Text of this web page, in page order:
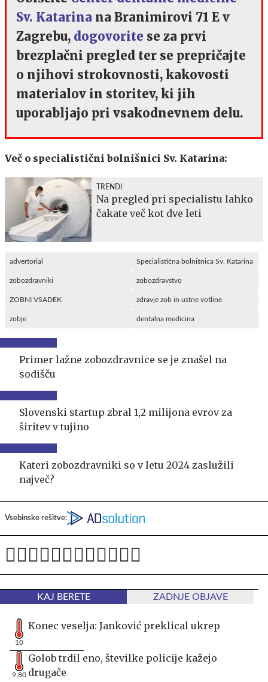
Sv. Katarina na Branimirovi 71 E v
Zagrebu, dogovorite se za prvi
brezplačni pregled ter se prepričajte
o njihovi strokovnosti, kakovosti
materialov in storitev, ki jih
uporabljajo pri vsakodnevnem delu.
Več o specialistični bolnišnici Sv. Katarina:
TRENDI
Na pregled pri specialistu lahko
čakate več kot dve leti
advertorial Specialistična bolnišnica Sv. Katarina
zobozdravniki zobozdravstvo
ZOBNI VSADEK zdravje zob in ustne votline
zobje dentalna medicina
Primer lažne zobozdravnice se je znašel na
sodišču
Slovenski startup zbral 1,2 milijona evrov za
širitev v tujino
Kateri zobozdravniki so v letu 2024 zaslužili
največ?
Vsebinske rešitve:
KAJ BERETE ZADNJE OBJAVE
10
Konec veselja: Janković preklical ukrep
9,80
Golob trdil eno, številke policije kažejo
drugače